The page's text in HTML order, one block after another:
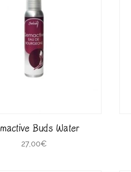
Buds Water
27,00€